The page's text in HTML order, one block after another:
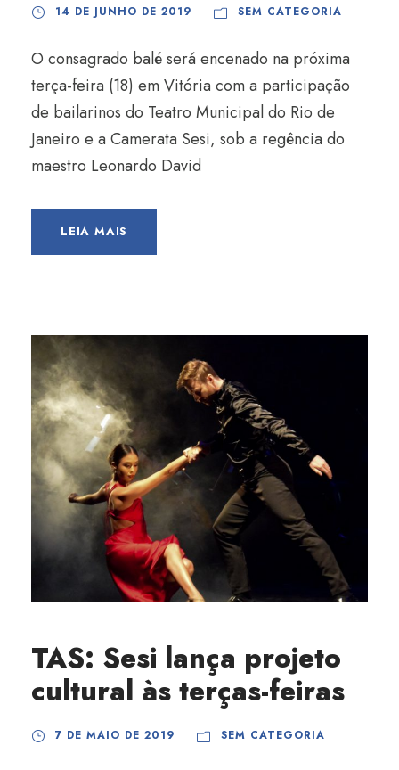
14 DE JUNHO DE 2019 SEM CATEGORIA
O consagrado balé será encenado na próxima
terça-feira (18) em Vitória com a participação
de bailarinos do Teatro Municipal do Rio de
Janeiro e a Camerata Sesi, sob a regência do
maestro Leonardo David
LEIA MAIS
TAS: Sesi lança projeto
cultural às terças-feiras
7 DE MAIO DE 2019 SEM CATEGORIA